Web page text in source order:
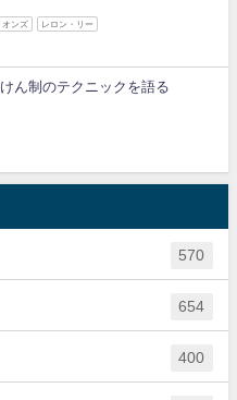
オンズ レロン・リー
ん制のテクニックを語る
570
654
400